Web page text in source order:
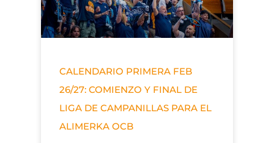
CALENDARIO PRIMERA FEB
26/27: COMIENZO Y FINAL DE
LIGA DE CAMPANILLAS PARA EL
ALIMERKA OCB